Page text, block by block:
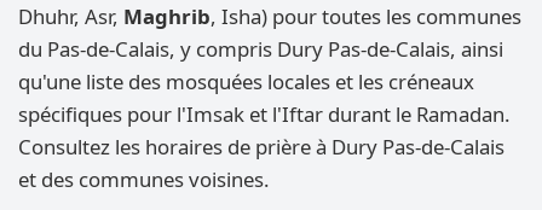
Dhuhr, Asr, Maghrib, Isha) pour toutes les communes
du Pas-de-Calais, y compris Dury Pas-de-Calais, ainsi
qu'une liste des mosquées locales et les créneaux
spécifiques pour l'Imsak et l'Iftar durant le Ramadan.
Consultez les horaires de prière à Dury Pas-de-Calais
et des communes voisines.